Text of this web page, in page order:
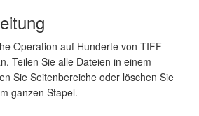
Operation auf Hunderte von TIFF-
Teilen Sie alle Dateien in einem
Sie Seitenbereiche oder löschen Sie
ganzen Stapel.